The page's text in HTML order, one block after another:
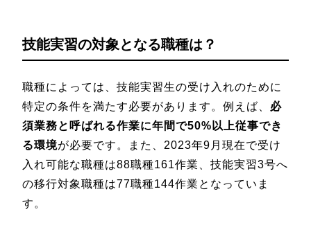
技能実習の対象となる職種は？
職種によっては、技能実習生の受け入れのために
特定の条件を満たす必要があります。例えば、 必
須業務と呼ばれる作業に年間で50%以上従事でき
る環境が必要です。また、2023年9月現在で受け
入れ可能な職種は88職種161作業、技能実習3号へ
の移行対象職種は77職種144作業となっていま
す。